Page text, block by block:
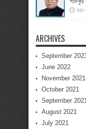
6th
ARCHIVES
September
June 2022
November 2021
October 2021
September
August 2021
July 2021